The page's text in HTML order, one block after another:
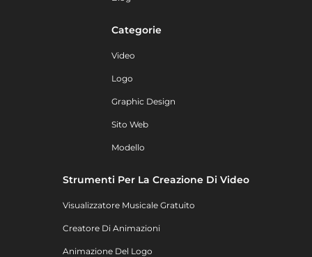
Categorie
Video
Logo
Graphic Design
Sito Web
Modello
Strumenti Per La Creazione Di Video
Visualizzatore Musicale Gratuito
Creatore Di Animazioni
Animazione Del Logo